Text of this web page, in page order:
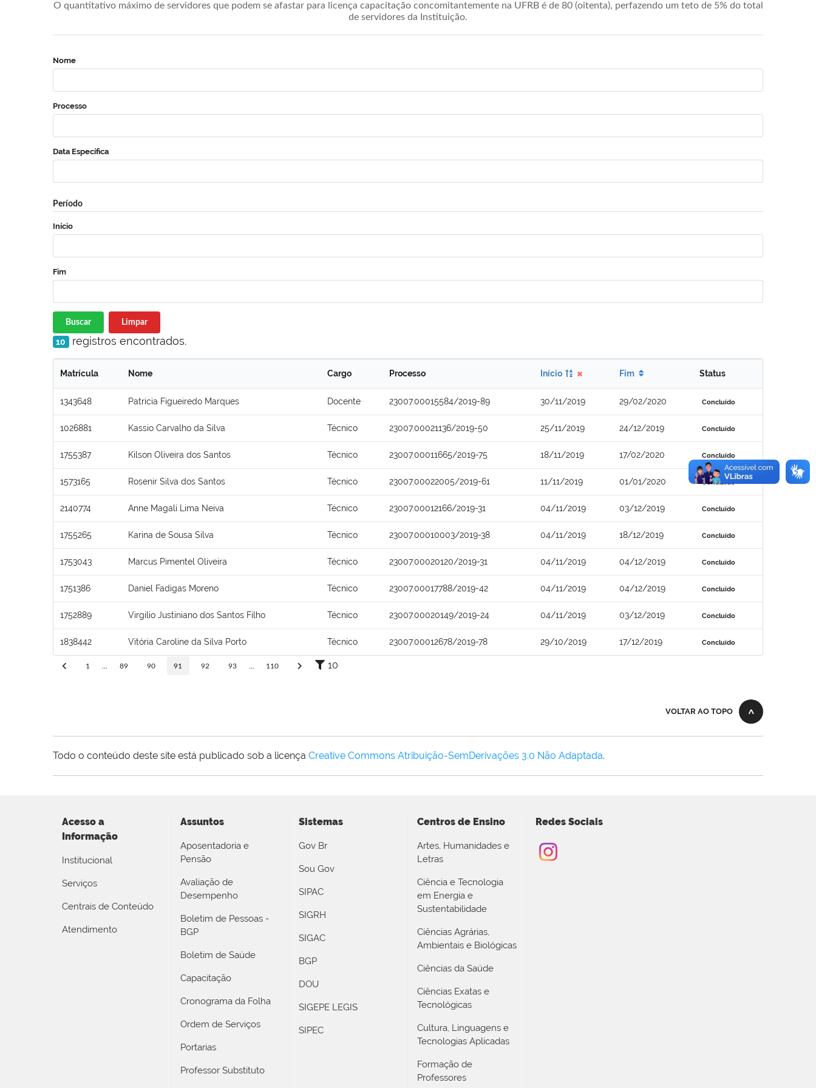
O quantitativo máximo de servidores que podem se afastar para licença capacitação concomitantemente na UFRB é de 80 (oitenta), perfazendo um teto de 5% do total
de servidores da Instituição.
Nome
Processo
Data Específica
Período
Início
Fim
Buscar Limpar
10 registros encontrados.
Matrícula Nome Cargo Processo Início Fim Status
1343648 Patricia Figueiredo Marques Docente 23007.00015584/2019-89 30/11/2019 29/02/2020 Concluído
1026881 Kassio Carvalho da Silva Técnico 23007.00021136/2019-50 25/11/2019 24/12/2019 Concluído
1755387 Kilson Oliveira dos Santos Técnico 23007.00011665/2019-75 18/11/2019 17/02/2020 Concluído
1573165 Rosenir Silva dos Santos Técnico 23007.00022005/2019-61 11/11/2019 01/01/2020 Concluído
2140774 Anne Magali Lima Neiva Técnico 23007.00012166/2019-31 04/11/2019 03/12/2019 Concluído
1755265 Karina de Sousa Silva Técnico 23007.00010003/2019-38 04/11/2019 18/12/2019 Concluído
1753043 Marcus Pimentel Oliveira Técnico 23007.00020120/2019-31 04/11/2019 04/12/2019 Concluído
1751386 Daniel Fadigas Moreno Técnico 23007.00017788/2019-42 04/11/2019 04/12/2019 Concluído
1752889 Virgilio Justiniano dos Santos Filho Técnico 23007.00020149/2019-24 04/11/2019 03/12/2019 Concluído
1838442 Vitória Caroline da Silva Porto Técnico 23007.00012678/2019-78 29/10/2019 17/12/2019 Concluído
1 89 90 91 92 93 110 10
VOLTAR AO TOPO
Todo o conteúdo deste site está publicado sob a licença Creative Commons Atribuição-SemDerivações 3.0 Não Adaptada.
Acesso a
Informação
Institucional
Serviços
Centrais de Conteúdo
Atendimento
Assuntos
Aposentadoria e
Pensão
Avaliação de
Desempenho
Boletim de Pessoas -
BGP
Boletim de Saúde
Capacitação
Cronograma da Folha
Ordem de Serviços
Portarias
Professor Substituto
Sistemas
Gov Br
Sou Gov
SIPAC
SIGRH
SIGAC
BGP
DOU
SIGEPE LEGIS
SIPEC
Centros de Ensino
Artes, Humanidades e
Letras
Ciência e Tecnologia
em Energia e
Sustentabilidade
Ciências Agrárias,
Ambientais e Biológicas
Ciências da Saúde
Ciências Exatas e
Tecnológicas
Cultura, Linguagens e
Tecnologias Aplicadas
Formação de
Professores
Redes Sociais